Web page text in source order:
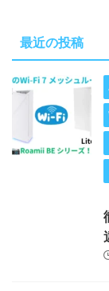
最近の投稿